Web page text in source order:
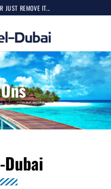
JUST REMOVE IT...